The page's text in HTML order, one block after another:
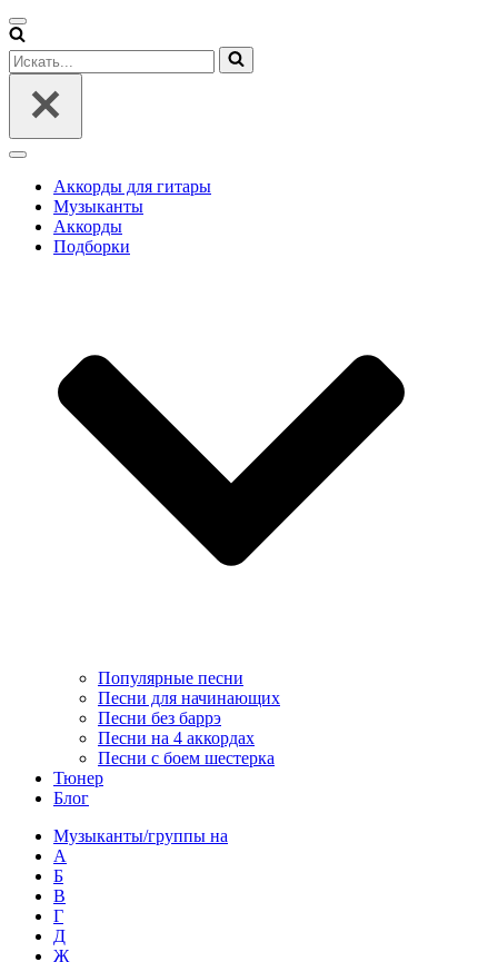
Меню
навигации
Искать...
Меню
навигацииАккорды для гитары
Музыканты
Аккорды
Подборки
Популярные песни
Песни для начинающих
Песни без баррэ
Песни на 4 аккордах
Песни с боем шестерка
Тюнер
Блог
Музыканты/группы на
А
Б
В
Г
Д
Ж